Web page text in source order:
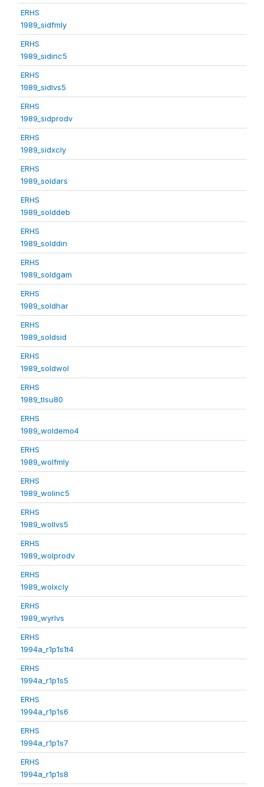
ERHS
1989_sidfmly
ERHS
1989_sidinc5
ERHS
1989_sidlvs5
ERHS
1989_sidprodv
ERHS
1989_sidxcly
ERHS
1989_soldars
ERHS
1989_solddeb
ERHS
1989_solddin
ERHS
1989_soldgam
ERHS
1989_soldhar
ERHS
1989_soldsid
ERHS
1989_soldwol
ERHS
1989_tlsu80
ERHS
1989_woldemo4
ERHS
1989_wolfmly
ERHS
1989_wolinc5
ERHS
1989_wollvs5
ERHS
1989_wolprodv
ERHS
1989_wolxcly
ERHS
1989_wyrlvs
ERHS
1994a_r1p1s1t4
ERHS
1994a_r1p1s5
ERHS
1994a_r1p1s6
ERHS
1994a_r1p1s7
ERHS
1994a_r1p1s8